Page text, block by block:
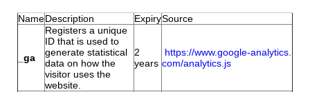
NameDescription ExpirySource
_ga
Registers a unique
ID that is used to
generate statistical
data on how the
visitor uses the
website.
2
years
https://www.google-analytics.
com/analytics.js